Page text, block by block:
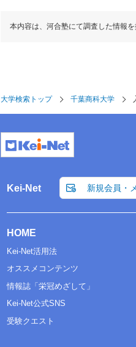
本内容は、河合塾にて調査した情報
大学検索トップ 千葉商科大学
Kei-Net 新規会員・
HOME
Kei-Net活用法
オススメコンテンツ
情報誌「栄冠めざして」
Kei-Net公式SNS
受験クエスト